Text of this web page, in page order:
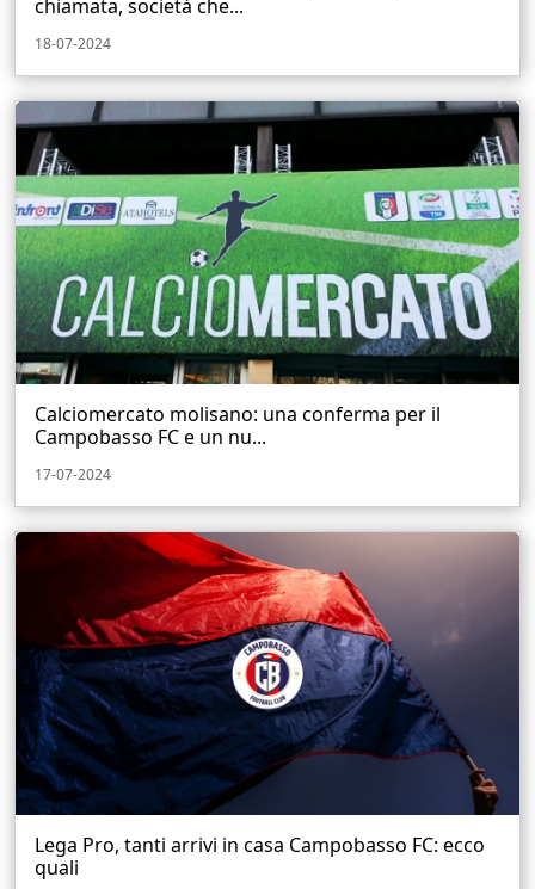
chiamata, società che...
18-07-2024
Calciomercato molisano: una conferma per il
Campobasso FC e un nu...
17-07-2024
Lega Pro, tanti arrivi in casa Campobasso FC: ecco
quali